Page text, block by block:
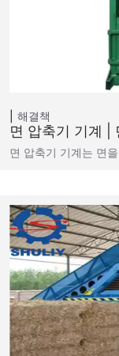
해결책
면 압축기 기계 |
면 압축기 기계는 면